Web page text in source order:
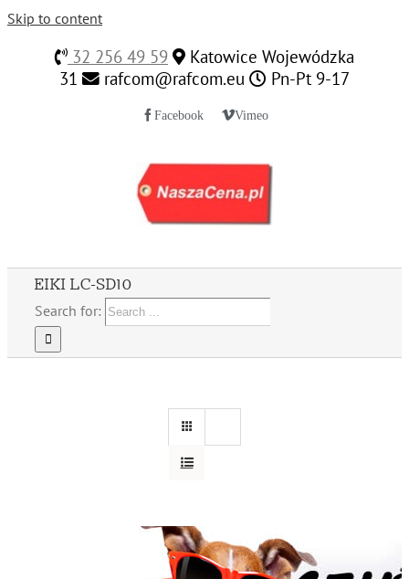
Skip to content
32 256 49 59
Katowice Wojewódzka
31
rafcom@rafcom.eu Pn-Pt 9-17
Facebook Vimeo
EIKI LC-SD10
Search for: